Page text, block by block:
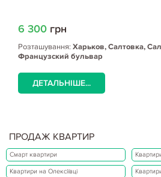
6 300 грн
Розташування: Харьков, Салтовка,
Французский бульвар
ДЕТАЛЬНІШЕ...
ПРОДАЖ КВАРТИР
Смарт квартири
Квартири на Олексіївці